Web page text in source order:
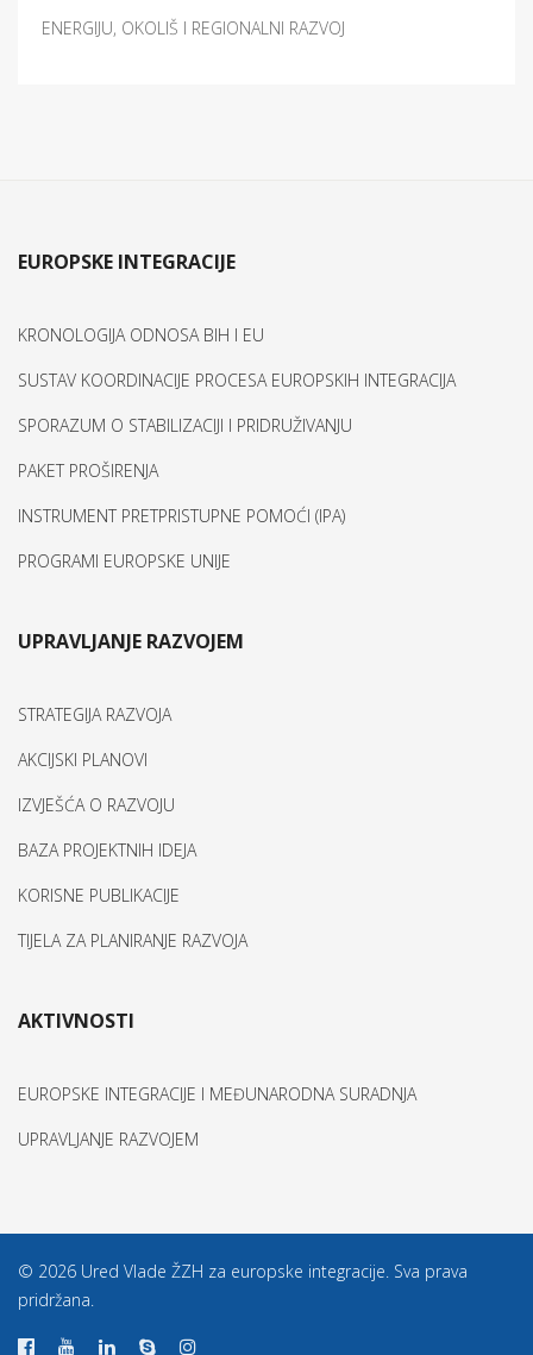
ENERGIJU, OKOLIŠ I REGIONALNI RAZVOJ
EUROPSKE INTEGRACIJE
KRONOLOGIJA ODNOSA BIH I EU
SUSTAV KOORDINACIJE PROCESA EUROPSKIH INTEGRACIJA
SPORAZUM O STABILIZACIJI I PRIDRUŽIVANJU
PAKET PROŠIRENJA
INSTRUMENT PRETPRISTUPNE POMOĆI (IPA)
PROGRAMI EUROPSKE UNIJE
UPRAVLJANJE RAZVOJEM
STRATEGIJA RAZVOJA
AKCIJSKI PLANOVI
IZVJEŠĆA O RAZVOJU
BAZA PROJEKTNIH IDEJA
KORISNE PUBLIKACIJE
TIJELA ZA PLANIRANJE RAZVOJA
AKTIVNOSTI
EUROPSKE INTEGRACIJE I MEĐUNARODNA SURADNJA
UPRAVLJANJE RAZVOJEM
© 2026 Ured Vlade ŽZH za europske integracije. Sva prava
pridržana.